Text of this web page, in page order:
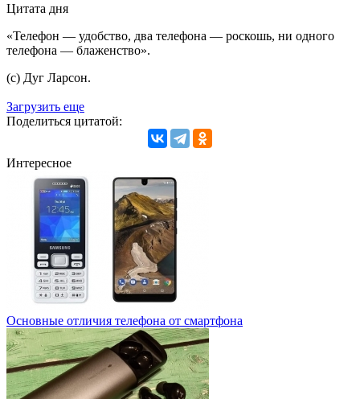
Цитата дня
«Телефон — удобство, два телефона — роскошь, ни одного
телефона — блаженство».
(с) Дуг Ларсон.
Загрузить еще
Поделиться цитатой:
Интересное
Основные отличия телефона от смартфона